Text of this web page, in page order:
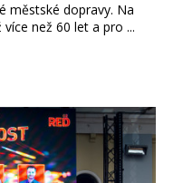
městské dopravy. Na
než 60 let a pro ...